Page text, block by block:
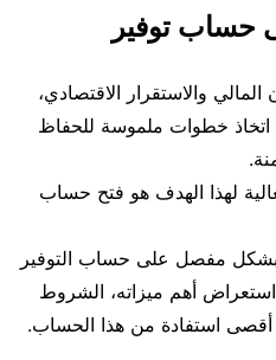
حساب توفير
والاستقرار الاقتصادي،
خطوات ملموسة للحفاظ
لهذا الهدف هو فتح حساب
بشكل مفصل على حساب التوفير
استعراض أهم ميزاته، الشروط
أقصى استفادة من هذا الحساب.